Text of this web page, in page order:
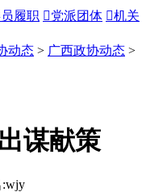
履职 党派团体 机关
动态 > 广西政协动态 >
谋献策
:wjy